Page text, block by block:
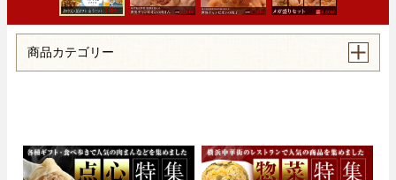
商品カテゴリー